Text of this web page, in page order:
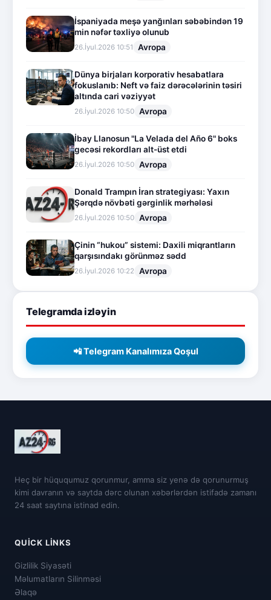
İspaniyada meşə yanğınları səbəbindən 19
min nəfər təxliyə olunub
26.İyul.2026 10:51 Avropa
Dünya birjaları korporativ hesabatlara
fokuslanıb: Neft və faiz dərəcələrinin təsiri
altında cari vəziyyət
26.İyul.2026 10:50 Avropa
İbay Llanosun "La Velada del Año 6" boks
gecəsi rekordları alt-üst etdi
26.İyul.2026 10:50 Avropa
Donald Trampın İran strategiyası: Yaxın
Şərqdə növbəti gərginlik mərhələsi
26.İyul.2026 10:50 Avropa
Çinin “hukou” sistemi: Daxili miqrantların
qarşısındakı görünməz sədd
26.İyul.2026 10:22 Avropa
Telegramda izləyin
📲 Telegram Kanalımıza Qoşul
Heç bir hüququmuz qorunmur, amma siz yenə də qorunurmuş
kimi davranın və saytda dərc olunan xəbərlərdən istifadə zamanı
24 saat saytına istinad edin.
QUICK LINKS
Gizlilik Siyasəti
Məlumatların Silinməsi
Əlaqə